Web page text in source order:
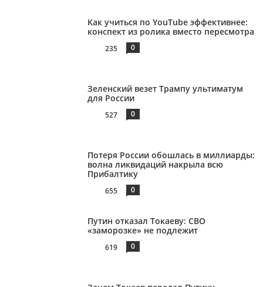
Как учиться по YouTube эффективнее:
конспект из ролика вместо пересмотра
235 0
Зеленский везет Трампу ультиматум
для России
527 0
Потеря России обошлась в миллиарды:
волна ликвидаций накрыла всю
Прибалтику
655 0
Путин отказал Токаеву: СВО
«заморозке» не подлежит
619 0